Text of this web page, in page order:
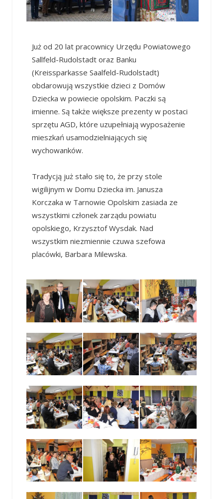
Już od 20 lat pracownicy Urzędu Powiatowego
Sallfeld-Rudolstadt oraz Banku
(Kreissparkasse Saalfeld-Rudolstadt)
obdarowują wszystkie dzieci z Domów
Dziecka w powiecie opolskim. Paczki są
imienne. Są także większe prezenty w postaci
sprzętu AGD, które uzupełniają wyposażenie
mieszkań usamodzielniających się
wychowanków.
Tradycją już stało się to, że przy stole
wigilijnym w Domu Dziecka im. Janusza
Korczaka w Tarnowie Opolskim zasiada ze
wszystkimi członek zarządu powiatu
opolskiego, Krzysztof Wysdak. Nad
wszystkim niezmiennie czuwa szefowa
placówki, Barbara Milewska.